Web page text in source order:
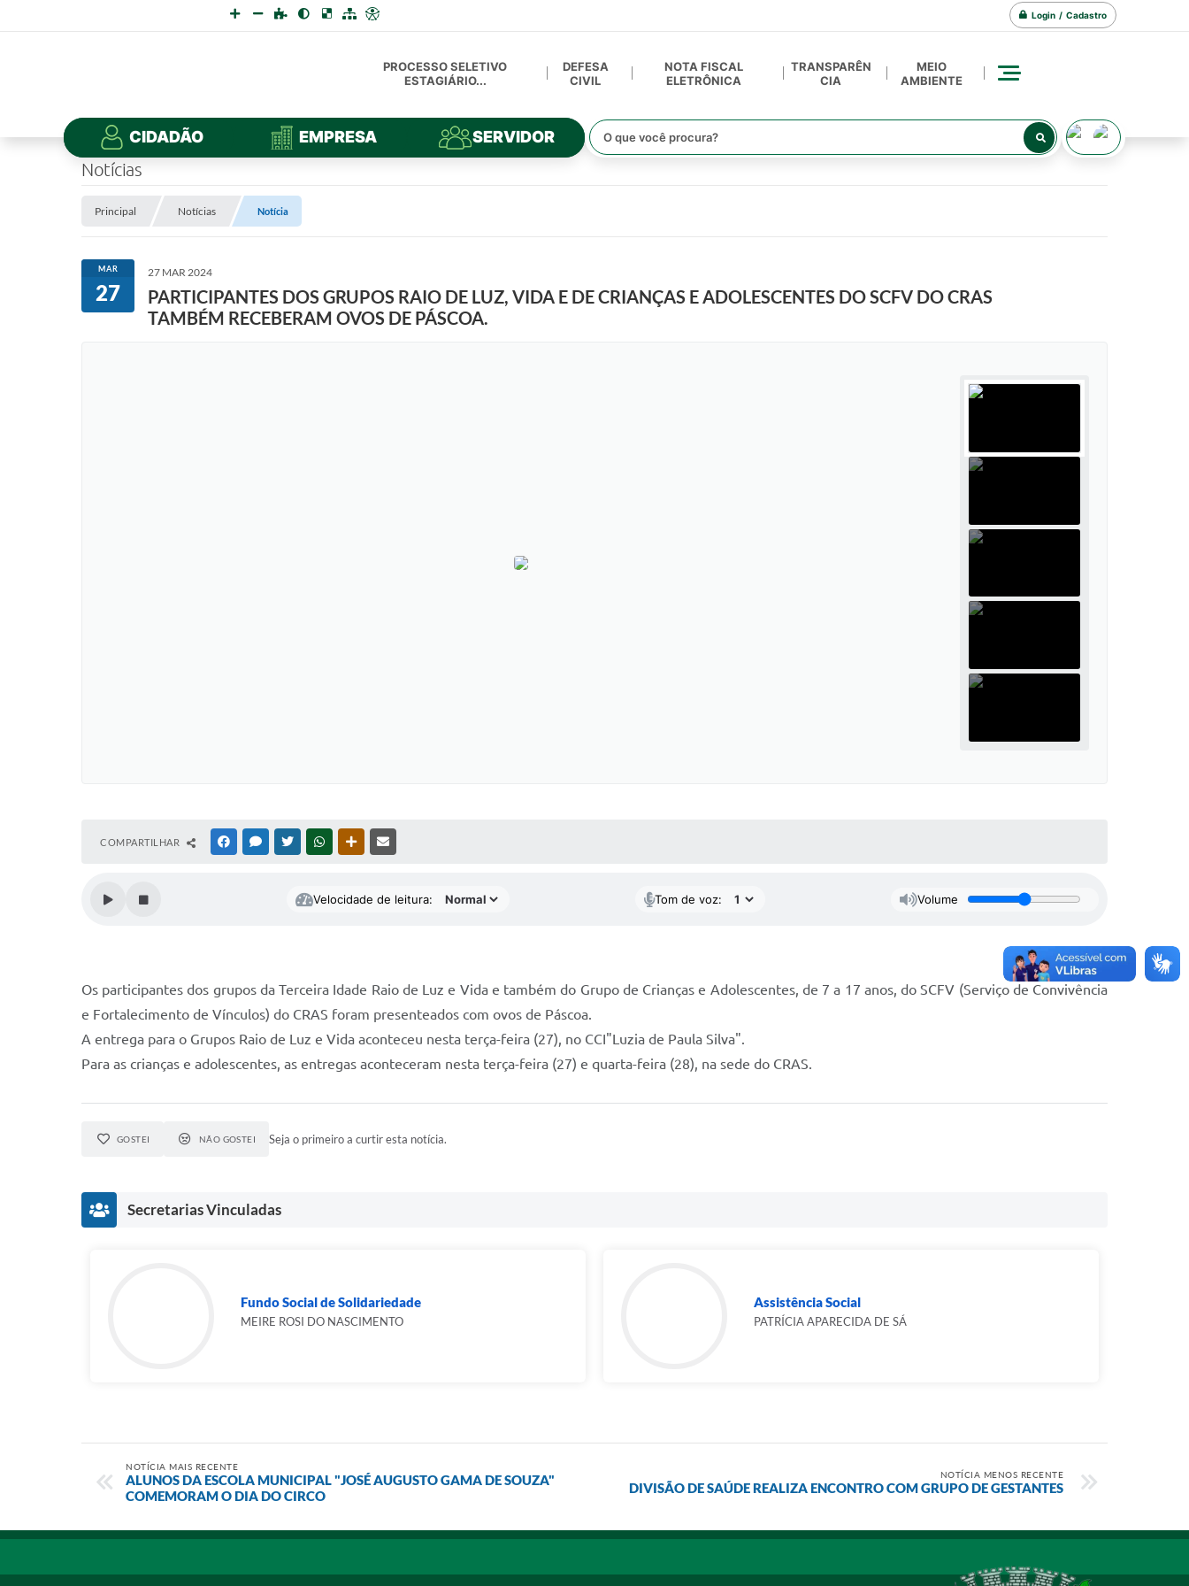
Login / Cadastro
PROCESSO SELETIVO
ESTAGIÁRIO...
DEFESA
CIVIL
NOTA FISCAL
ELETRÔNICA
TRANSPARÊN
CIA
MEIO
AMBIENTE
CIDADÃO EMPRESA SERVIDOR
Notícias
Principal Notícias Notícia
MAR
27
27 MAR 2024
PARTICIPANTES DOS GRUPOS RAIO DE LUZ, VIDA E DE CRIANÇAS E ADOLESCENTES DO SCFV DO CRAS
TAMBÉM RECEBERAM OVOS DE PÁSCOA.
COMPARTILHAR FACEBOOKMESSENGER
TWITTERWHATSAPPOUTRAS MÍDIAS
Velocidade de leitura: Tom de voz: Volume
Os participantes dos grupos da Terceira Idade Raio de Luz e Vida e também do Grupo de Crianças e Adolescentes, de 7 a 17 anos, do SCFV (Serviço de Convivência
e Fortalecimento de Vínculos) do CRAS foram presenteados com ovos de Páscoa.
A entrega para o Grupos Raio de Luz e Vida aconteceu nesta terça-feira (27), no CCI"Luzia de Paula Silva".
Para as crianças e adolescentes, as entregas aconteceram nesta terça-feira (27) e quarta-feira (28), na sede do CRAS.
GOSTEI NÃO GOSTEI Seja o primeiro a curtir esta notícia.
Secretarias Vinculadas
Fundo Social de Solidariedade
MEIRE ROSI DO NASCIMENTO
Assistência Social
PATRÍCIA APARECIDA DE SÁ
NOTÍCIA MAIS RECENTE
ALUNOS DA ESCOLA MUNICIPAL "JOSÉ AUGUSTO GAMA DE SOUZA"
COMEMORAM O DIA DO CIRCO
NOTÍCIA MENOS RECENTE
DIVISÃO DE SAÚDE REALIZA ENCONTRO COM GRUPO DE GESTANTES